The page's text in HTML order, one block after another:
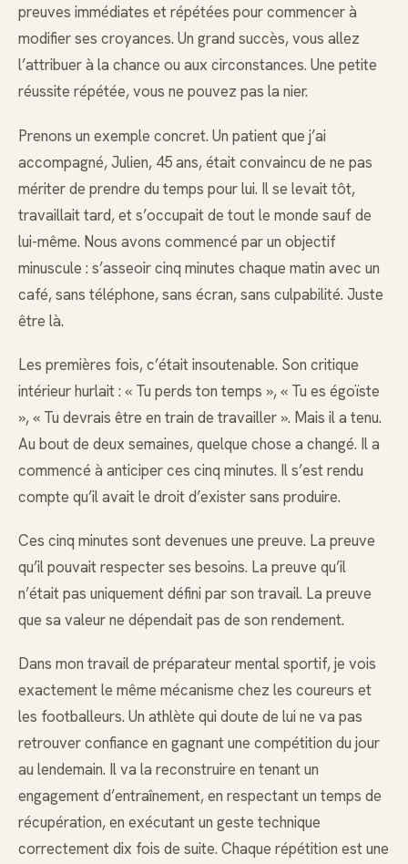
preuves immédiates et répétées pour commencer à
modifier ses croyances. Un grand succès, vous allez
l’attribuer à la chance ou aux circonstances. Une petite
réussite répétée, vous ne pouvez pas la nier.
Prenons un exemple concret. Un patient que j’ai
accompagné, Julien, 45 ans, était convaincu de ne pas
mériter de prendre du temps pour lui. Il se levait tôt,
travaillait tard, et s’occupait de tout le monde sauf de
lui-même. Nous avons commencé par un objectif
minuscule : s’asseoir cinq minutes chaque matin avec un
café, sans téléphone, sans écran, sans culpabilité. Juste
être là.
Les premières fois, c’était insoutenable. Son critique
intérieur hurlait : « Tu perds ton temps », « Tu es égoïste
», « Tu devrais être en train de travailler ». Mais il a tenu.
Au bout de deux semaines, quelque chose a changé. Il a
commencé à anticiper ces cinq minutes. Il s’est rendu
compte qu’il avait le droit d’exister sans produire.
Ces cinq minutes sont devenues une preuve. La preuve
qu’il pouvait respecter ses besoins. La preuve qu’il
n’était pas uniquement défini par son travail. La preuve
que sa valeur ne dépendait pas de son rendement.
Dans mon travail de préparateur mental sportif, je vois
exactement le même mécanisme chez les coureurs et
les footballeurs. Un athlète qui doute de lui ne va pas
retrouver confiance en gagnant une compétition du jour
au lendemain. Il va la reconstruire en tenant un
engagement d’entraînement, en respectant un temps de
récupération, en exécutant un geste technique
correctement dix fois de suite. Chaque répétition est une